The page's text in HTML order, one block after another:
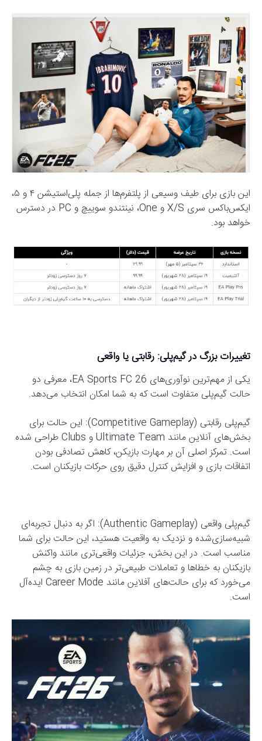
این بازی برای طیف وسیعی از پلتفرم‌ها از جمله پلی‌استیشن ۴ و ۵،
ایکس‌باکس سری X/S و One، نینتندو سوییچ و PC در دسترس
خواهد بود.
تغییرات بزرگ در گیم‌پلی: رقابتی یا واقعی
یکی از مهم‌ترین نوآوری‌های EA Sports FC 26، معرفی دو
حالت گیم‌پلی متفاوت است که به شما امکان انتخاب می‌دهد.
گیم‌پلی رقابتی (Competitive Gameplay): این حالت برای
بخش‌های آنلاین مانند Ultimate Team و Clubs طراحی شده
است. تمرکز اصلی آن بر مهارت بازیکن، کاهش تصادفی بودن
اتفاقات بازی و افزایش کنترل دقیق روی حرکات بازیکنان است.
گیم‌پلی واقعی (Authentic Gameplay): اگر به دنبال تجربه‌ای
شبیه‌سازی‌شده و نزدیک به واقعیت هستید، این حالت برای شما
مناسب است. در این بخش، جزئیات واقعی‌تری مانند واکنش
بازیکنان به خطاها و تعاملات طبیعی‌تر در زمین بازی به چشم
می‌خورد که برای حالت‌های آفلاین مانند Career Mode ایده‌آل
است.